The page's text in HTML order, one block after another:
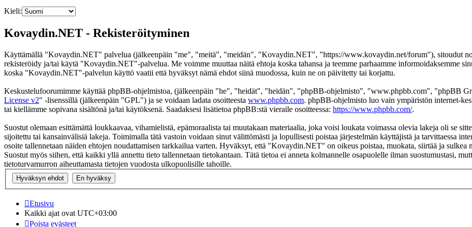
Kieli:
Kovaydin.NET - Rekisteröityminen
Käyttämällä "Kovaydin.NET" palvelua (jälkeenpäin "me", "meitä", "meidän", "Kovaydin.NET", "https://www.kovaydin.net/forum"), sitoudut
rekisteröidy ja/tai käytä "Kovaydin.NET"-palvelua. Me voimme muuttaa näitä ehtoja koska tahansa ja teemme parhaamme informoidaksemme
koska "Kovaydin.NET"-palvelun käyttö vaatii että hyväksyt nämä ehdot siinä muodossa, kuin ne on päivitetty tai korjattu.
Keskustelufoorumimme käyttää phpBB-ohjelmistoa, (jälkeenpäin "he", "heidät", "heidän", "phpBB-ohjelmisto", "www.phpbb.com", "phpBB
License v2" -lisenssillä (jälkeenpäin "GPL") ja se voidaan ladata osoitteesta www.phpbb.com. phpBB-ohjelmisto luo vain ympäristön internet-
tai kiellämme sopivana sisältönä ja/tai käytöksenä. Saadaksesi lisätietoa phpBB:stä vieraile osoitteessa: https://www.phpbb.com/.
Suostut olemaan esittämättä loukkaavaa, vihamielistä, epämoraalista tai muutakaan materiaalia, joka voisi loukata voimassa olevia lakeja oli se
sijoitettu tai kansainvälisiä lakeja. Toimimalla tätä vastoin voidaan sinut välittömästi ja lopullisesti poistaa järjestelmän käyttäjistä ja tarvittaessa
osoite tallennetaan näiden ehtojen noudattamisen tarkkailua varten. Hyväksyt, että "Kovaydin.NET" on oikeus poistaa, muokata, siirtää ja sulkea
Suostut myös siihen, että kaikki yllä annettu tieto tallennetaan tietokantaan. Tätä tietoa ei anneta kolmannelle osapuolelle ilman suostumustasi,
tietoturvamurron aiheuttamasta tietojen vuodosta ulkopuolisille tahoille.
Etusivu
Kaikki ajat ovat UTC+03:00
Poista evästeet